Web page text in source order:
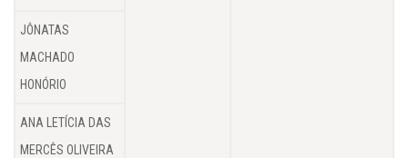
JÔNATAS
MACHADO
HONÓRIO
ANA LETÍCIA DAS
MERCÊS OLIVEIRA